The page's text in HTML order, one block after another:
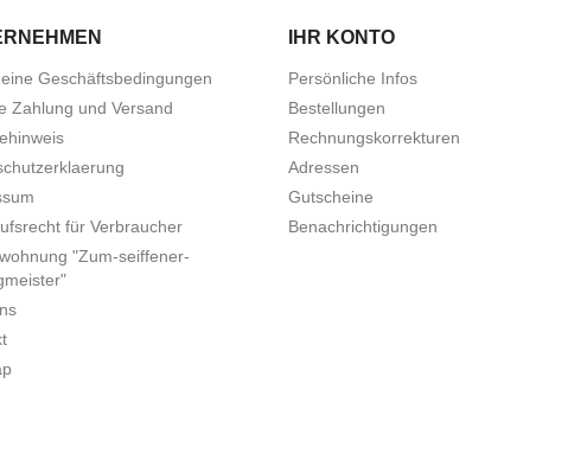
Geschäftsbedingungen
Zahlung und Versand
für Verbraucher
"Zum-seiffener-
IHR KONTO
Persönliche Infos
Bestellungen
Rechnungskorrekturen
Adressen
Gutscheine
Benachrichtigungen